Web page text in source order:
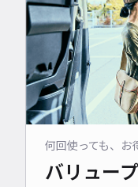
何回使っても、お
バリュー